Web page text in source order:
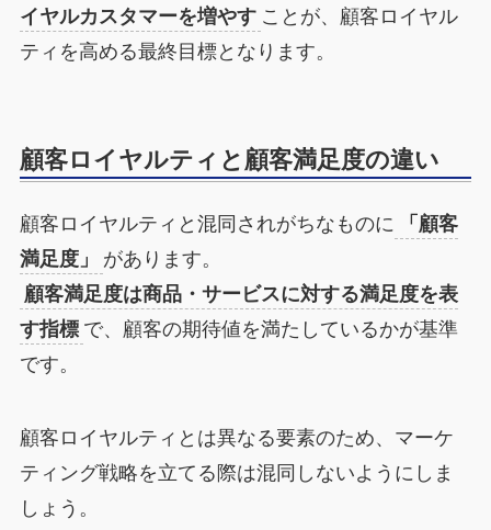
イヤルカスタマーを増やす ことが、顧客ロイヤル
ティを高める最終目標となります。
顧客ロイヤルティと顧客満足度の違い
顧客ロイヤルティと混同されがちなものに
「顧客
満足度」
があります。
顧客満足度は商品・サービスに対する満足度を表
す指標 で、顧客の期待値を満たしているかが基準
です。
顧客ロイヤルティとは異なる要素のため、マーケ
ティング戦略を立てる際は混同しないようにしま
しょう。